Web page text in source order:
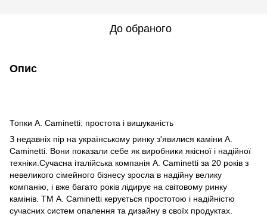
До обраного
Опис
Топки A. Caminetti: простота і вишуканість
З недавніх пір на українському ринку з'явилися каміни A.
Caminetti. Вони показали себе як виробники якісної і надійної
техніки.Сучасна італійська компанія A. Caminetti за 20 років з
невеликого сімейного бізнесу зросла в надійну велику
компанію, і вже багато років лідирує на світовому ринку
камінів. ТМ A. Caminetti керується простотою і надійністю
сучасних систем опалення та дизайну в своїх продуктах.